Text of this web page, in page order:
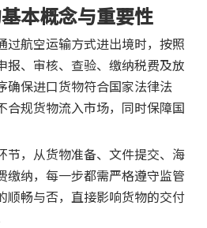
本概念与重要性
过航空运输方式进出境时，按照
报、审核、查验、缴纳税费及放
确保进口货物符合国家法律法
合规货物流入市场，同时保障国
节，从货物准备、文件提交、海
缴纳，每一步都需严格遵守监管
顺畅与否，直接影响货物的交付